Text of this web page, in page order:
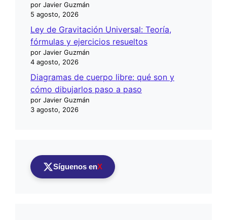
por Javier Guzmán
5 agosto, 2026
Ley de Gravitación Universal: Teoría,
fórmulas y ejercicios resueltos
por Javier Guzmán
4 agosto, 2026
Diagramas de cuerpo libre: qué son y
cómo dibujarlos paso a paso
por Javier Guzmán
3 agosto, 2026
Síguenos enX